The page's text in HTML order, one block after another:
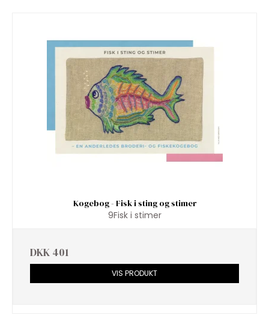
Kogebog - Fisk i sting og stimer
9Fisk i stimer
DKK 401
VIS PRODUKT